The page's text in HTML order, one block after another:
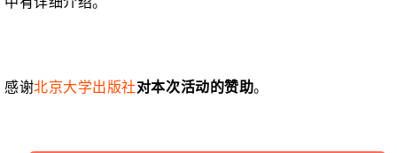
感谢北京大学出版社对本次活动的赞助。